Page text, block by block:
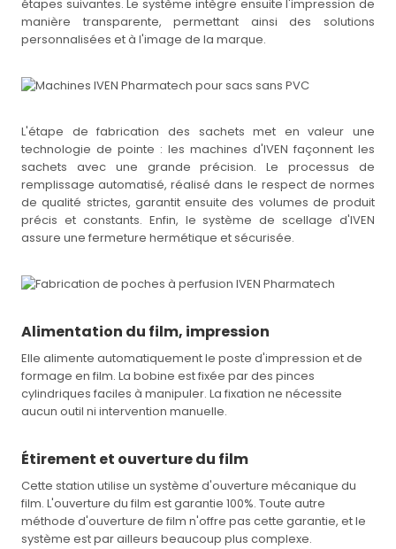
étapes suivantes. Le système intègre ensuite l'impression de
manière transparente, permettant ainsi des solutions
personnalisées et à l'image de la marque.
L'étape de fabrication des sachets met en valeur une
technologie de pointe : les machines d'IVEN façonnent les
sachets avec une grande précision. Le processus de
remplissage automatisé, réalisé dans le respect de normes
de qualité strictes, garantit ensuite des volumes de produit
précis et constants. Enfin, le système de scellage d'IVEN
assure une fermeture hermétique et sécurisée.
Alimentation du film, impression
Elle alimente automatiquement le poste d'impression et de
formage en film. La bobine est fixée par des pinces
cylindriques faciles à manipuler. La fixation ne nécessite
aucun outil ni intervention manuelle.
Étirement et ouverture du film
Cette station utilise un système d'ouverture mécanique du
film. L'ouverture du film est garantie 100%. Toute autre
méthode d'ouverture de film n'offre pas cette garantie, et le
système est par ailleurs beaucoup plus complexe.